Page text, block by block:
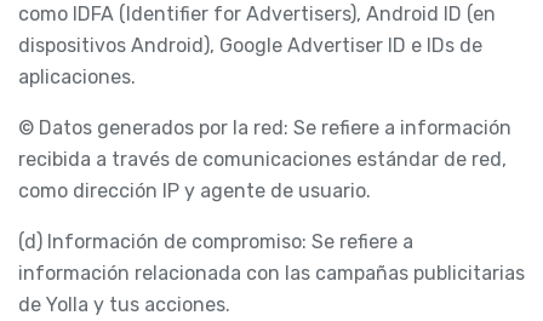
como IDFA (Identifier for Advertisers), Android ID (en
dispositivos Android), Google Advertiser ID e IDs de
aplicaciones.
© Datos generados por la red: Se refiere a información
recibida a través de comunicaciones estándar de red,
como dirección IP y agente de usuario.
(d) Información de compromiso: Se refiere a
información relacionada con las campañas publicitarias
de Yolla y tus acciones.